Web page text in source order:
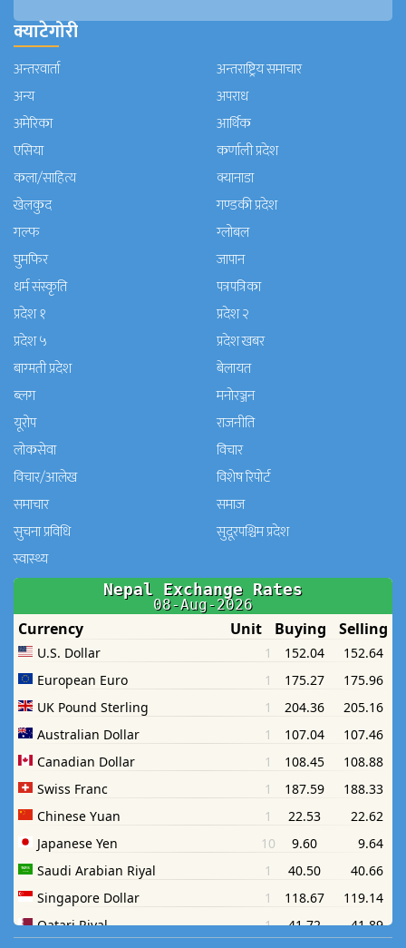
क्याटेगोरी
अन्तरवार्ता
अन्तराष्ट्रिय समाचार
अन्य
अपराध
अमेरिका
आर्थिक
एसिया
कर्णाली प्रदेश
कला/साहित्य
क्यानाडा
खेलकुद
गण्डकी प्रदेश
गल्फ
ग्लोबल
घुमफिर
जापान
धर्म संस्कृति
पत्रपत्रिका
प्रदेश १
प्रदेश २
प्रदेश ५
प्रदेश खबर
बाग्मती प्रदेश
बेलायत
ब्लग
मनाेरञ्जन
यूरोप
राजनीति
लोकसेवा
विचार
विचार/आलेख
विशेष रिपोर्ट
समाचार
समाज
सुचना प्रविधि
सुदूरपश्चिम प्रदेश
स्वास्थ्य